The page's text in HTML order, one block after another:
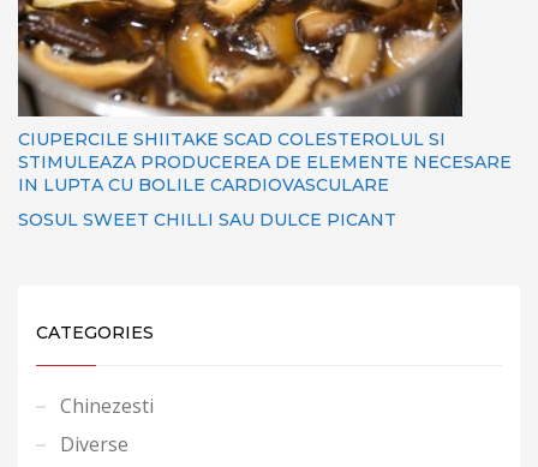
CIUPERCILE SHIITAKE SCAD COLESTEROLUL SI
STIMULEAZA PRODUCEREA DE ELEMENTE NECESARE
IN LUPTA CU BOLILE CARDIOVASCULARE
SOSUL SWEET CHILLI SAU DULCE PICANT
CATEGORIES
Chinezesti
Diverse